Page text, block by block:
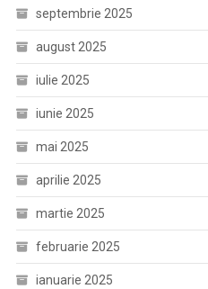
septembrie 2025
august 2025
iulie 2025
iunie 2025
mai 2025
aprilie 2025
martie 2025
februarie 2025
ianuarie 2025